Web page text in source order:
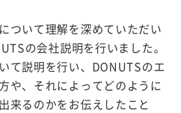
ついて理解を深めていただい
の会社説明を行いました。
て説明を行い、DONUTSのエ
や、それによってどのように
来るのかをお伝えしたこと